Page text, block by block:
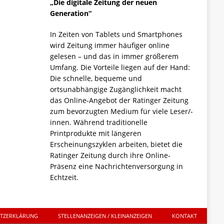
„Die digitale Zeitung der neuen
Generation“
In Zeiten von Tablets und Smartphones
wird Zeitung immer häufiger online
gelesen – und das in immer größerem
Umfang. Die Vorteile liegen auf der Hand:
Die schnelle, bequeme und
ortsunabhängige Zugänglichkeit macht
das Online-Angebot der Ratinger Zeitung
zum bevorzugten Medium für viele Leser/-
innen. Während traditionelle
Printprodukte mit längeren
Erscheinungszyklen arbeiten, bietet die
Ratinger Zeitung durch ihre Online-
Präsenz eine Nachrichtenversorgung in
Echtzeit.
STELLENANZEIGEN / KLEINANZEIGEN KONTAKT